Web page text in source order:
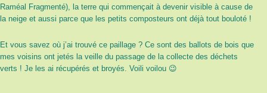
Raméal Fragmenté), la terre qui commençait à devenir visible à cause de
la neige et aussi parce que les petits composteurs ont déjà tout bouloté !
Et vous savez où j’ai trouvé ce paillage ? Ce sont des ballots de bois que
mes voisins ont jetés la veille du passage de la collecte des déchets
verts ! Je les ai récupérés et broyés. Voili voilou 😉